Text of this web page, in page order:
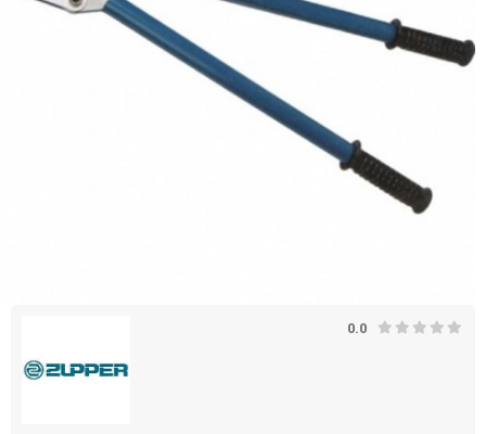
0.0